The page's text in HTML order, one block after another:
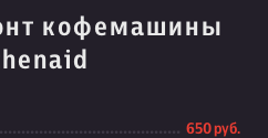
кофемашины
650 руб.